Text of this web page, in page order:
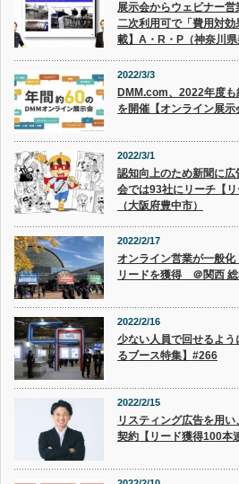
展示会からウェビナー
二次利用可で「費用対
載】A・R・P（神奈川県
2022/3/3
DMM.com、2022年度
を開催【オンライン展示
2022/3/1
認知向上のため新聞に
会では93社にリーチ【
（大阪府豊中市）
2022/2/17
オンライン営業が一般
リードを獲得 ＠関西
2022/2/16
少ない人員で回せるよ
るブース特集】#266
2022/2/15
リスティング広告を用
契約【リード獲得100本